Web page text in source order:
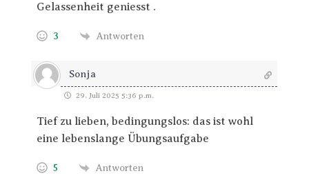
Gelassenheit geniesst .
3 Antworten
Sonja
29. Juli 2025 5:36 p.m.
Tief zu lieben, bedingungslos: das ist wohl
eine lebenslange Übungsaufgabe
5 Antworten